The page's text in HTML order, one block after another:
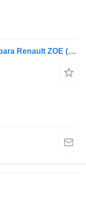
682628860R otra pieza de cabina para Renault ZOE (BFM) coche